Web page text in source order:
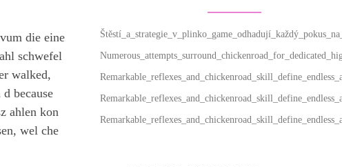
die eine
schwefel
walked,
because
ahlen kon
wel che